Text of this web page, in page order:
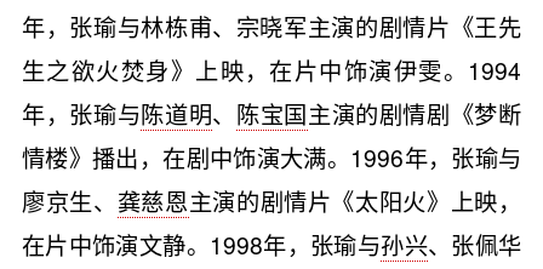
年，张瑜与林栋甫、宗晓军主演的剧情片《王先
生之欲火焚身》上映，在片中饰演伊雯。1994
年，张瑜与陈道明、 陈宝国主演的剧情剧《梦断
情楼》播出，在剧中饰演大满。1996年，张瑜与
廖京生、 龚慈恩主演的剧情片《太阳火》上映，
在片中饰演文静。1998年，张瑜与孙兴、张佩华